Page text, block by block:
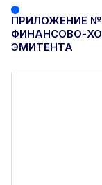
ПРИЛОЖЕНИЕ
ФИНАНСОВО-
ЭМИТЕНТА